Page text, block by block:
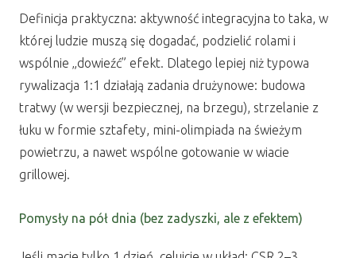
Definicja praktyczna: aktywność integracyjna to taka, w
której ludzie muszą się dogadać, podzielić rolami i
wspólnie „dowieźć” efekt. Dlatego lepiej niż typowa
rywalizacja 1:1 działają zadania drużynowe: budowa
tratwy (w wersji bezpiecznej, na brzegu), strzelanie z
łuku w formie sztafety, mini-olimpiada na świeżym
powietrzu, a nawet wspólne gotowanie w wiacie
grillowej.
Pomysły na pół dnia (bez zadyszki, ale z efektem)